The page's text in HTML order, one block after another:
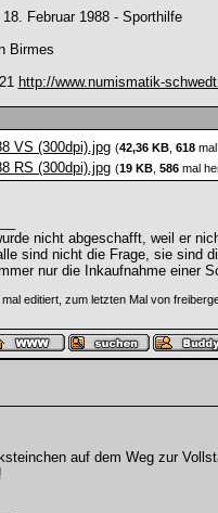
Februar 1988 - Sporthilfe
Birmes
http://www.numismatik-
VS (300dpi).jpg (42,36 KB 618
RS (300dpi).jpg (19 KB 586 mal
nicht abgeschafft, weil er
sind nicht die Frage, sie sind
nur die Inkaufnahme einer
editiert, zum letzten Mal von
auf dem Weg zur